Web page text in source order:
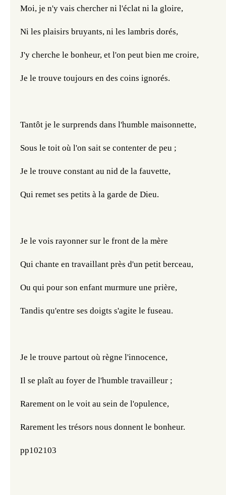
Moi, je n'y vais chercher ni l'éclat ni la gloire,
Ni les plaisirs bruyants, ni les lambris dorés,
J'y cherche le bonheur, et l'on peut bien me croire,
Je le trouve toujours en des coins ignorés.
Tantôt je le surprends dans l'humble maisonnette,
Sous le toit où l'on sait se contenter de peu ;
Je le trouve constant au nid de la fauvette,
Qui remet ses petits à la garde de Dieu.
Je le vois rayonner sur le front de la mère
Qui chante en travaillant près d'un petit berceau,
Ou qui pour son enfant murmure une prière,
Tandis qu'entre ses doigts s'agite le fuseau.
Je le trouve partout où règne l'innocence,
Il se plaît au foyer de l'humble travailleur ;
Rarement on le voit au sein de l'opulence,
Rarement les trésors nous donnent le bonheur.
pp102103